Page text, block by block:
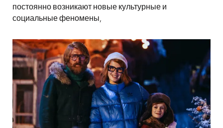
постоянно возникают новые культурные и
социальные феномены,